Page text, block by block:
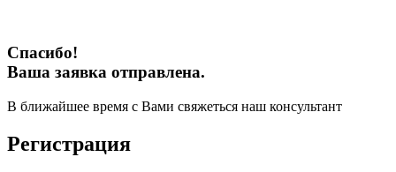
Спасибо!
Ваша заявка отправлена.
В ближайшее время с Вами свяжеться наш консультант
Регистрация